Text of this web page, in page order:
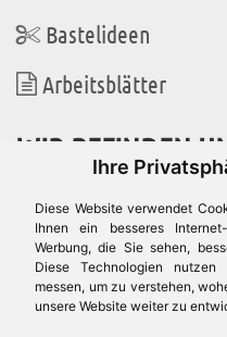
Ihre
Diese Website verwendet
Ihnen ein besseres
Werbung, die Sie sehen,
Diese Technologien
messen, um zu verstehen,
unsere Website weiter zu
Bastelideen
Arbeitsblätter
WIR BEFINDEN
Es gibt uns auch in